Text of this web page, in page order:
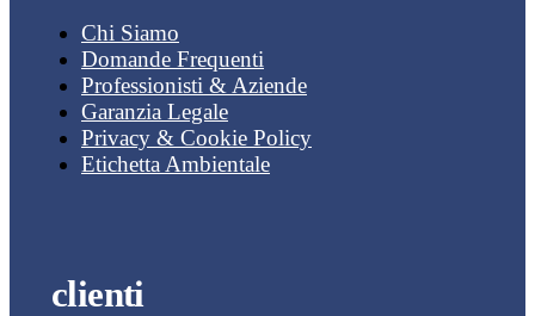
Chi Siamo
Domande Frequenti
Professionisti & Aziende
Garanzia Legale
Privacy & Cookie Policy
Etichetta Ambientale
clienti